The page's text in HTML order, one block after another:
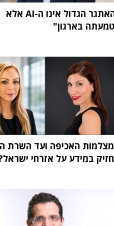
"האתגר הגדול אינו ה-AI אלא
בארגון"
האכיפה ועד השרת
במידע על אזרחי